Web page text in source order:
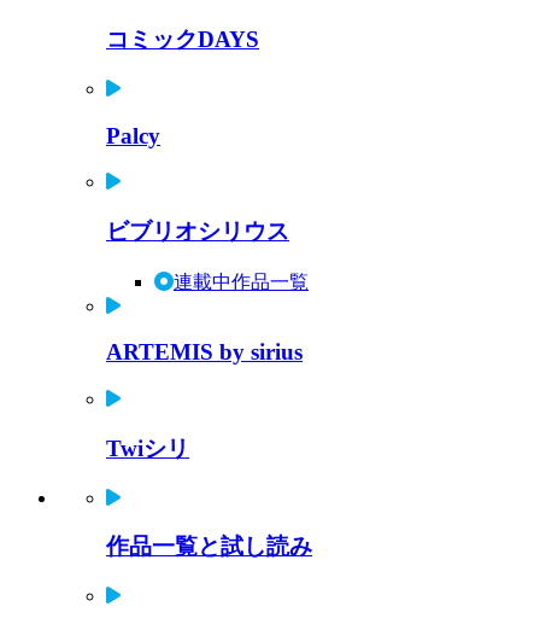
コミックDAYS
Palcy
ビブリオシリウス
連載中作品一覧
ARTEMIS by sirius
Twiシリ
作品一覧と試し読み